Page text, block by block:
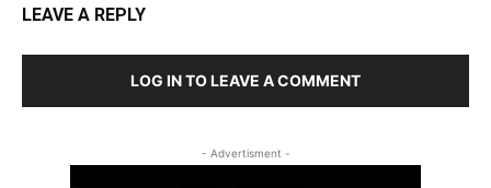
LEAVE A REPLY
LOG IN TO LEAVE A COMMENT
- Advertisment -